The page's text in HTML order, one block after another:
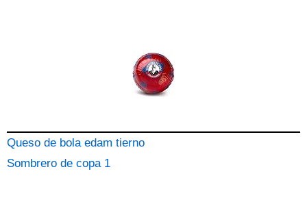
Queso de bola edam tierno
Sombrero de copa 1